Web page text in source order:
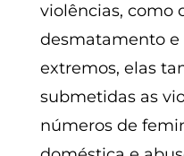
violências, como
desmatamento
extremos, elas
submetidas as
números de